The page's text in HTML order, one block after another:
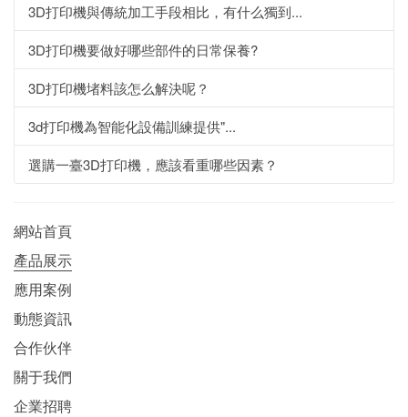
3D打印機與傳統加工手段相比，有什么獨到...
3D打印機要做好哪些部件的日常保養?
3D打印機堵料該怎么解決呢？
3d打印機為智能化設備訓練提供"...
選購一臺3D打印機，應該看重哪些因素？
網站首頁
產品展示
應用案例
動態資訊
合作伙伴
關于我們
企業招聘